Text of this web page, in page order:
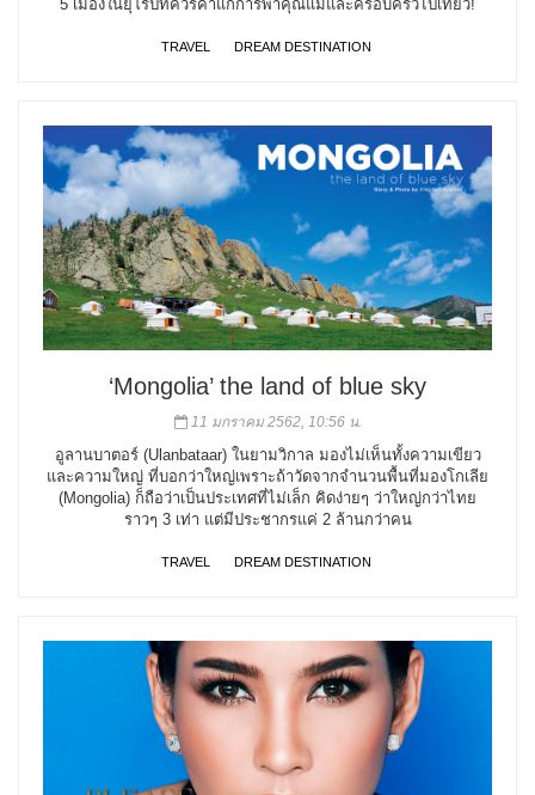
5 เมืองในยุโรปที่ควรค่าแก่การพาคุณแม่และครอบครัวไปเที่ยว!
TRAVEL DREAM DESTINATION
‘Mongolia’ the land of blue sky
11 มกราคม 2562, 10:56 น.
อูลานบาตอร์ (Ulanbataar) ในยามวิกาล มองไม่เห็นทั้งความเขียว
และความใหญ่ ที่บอกว่าใหญ่เพราะถ้าวัดจากจำนวนพื้นที่มองโกเลีย
(Mongolia) ก็ถือว่าเป็นประเทศที่ไม่เล็ก คิดง่ายๆ ว่าใหญ่กว่าไทย
ราวๆ 3 เท่า แต่มีประชากรแค่ 2 ล้านกว่าคน
TRAVEL DREAM DESTINATION